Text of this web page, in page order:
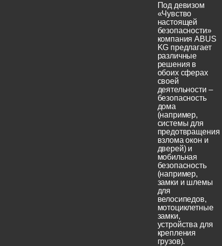
Под девизом
«Чувство
настоящей
безопасности»
компания ABUS
KG предлагает
различные
решения в
обоих сферах
своей
деятельности –
безопасность
дома
(например,
системы для
предотвращения
взлома окон и
дверей) и
мобильная
безопасность
(например,
замки и шлемы
для
велосипедов,
мотоциклетные
замки,
устройства для
крепления
грузов).